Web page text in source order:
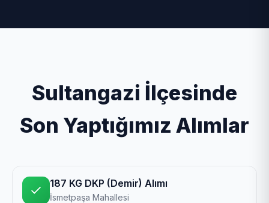
Sultangazi İlçesinde
Son Yaptığımız Alımlar
187 KG DKP (Demir) Alımı
İsmetpaşa Mahallesi